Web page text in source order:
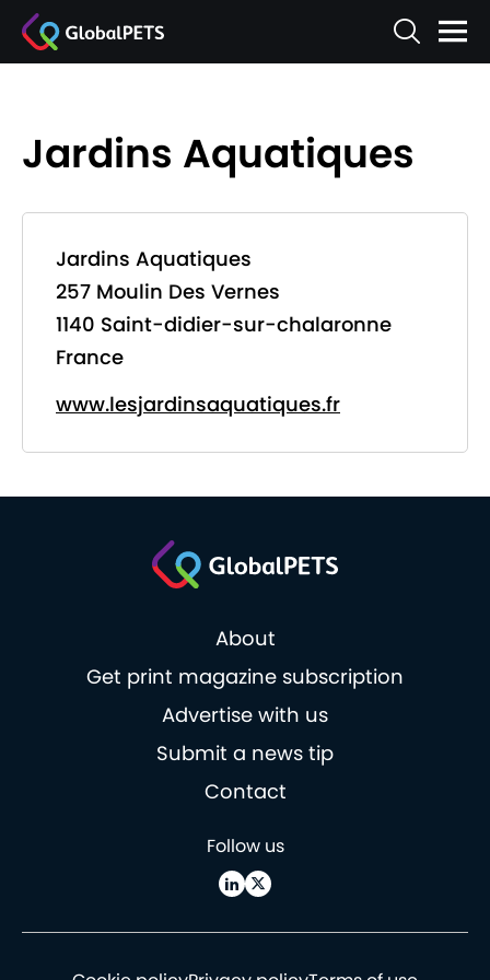
Jardins Aquatiques
Jardins Aquatiques
257 Moulin Des Vernes
1140 Saint-didier-sur-chalaronne
France
www.lesjardinsaquatiques.fr
About
Get print magazine subscription
Advertise with us
Submit a news tip
Contact
Follow us